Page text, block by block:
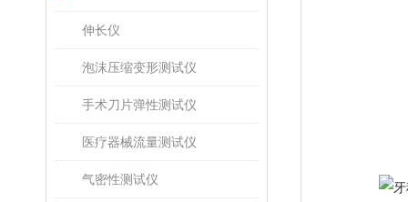
伸长仪
泡沫压缩变形测试仪
手术刀片弹性测试仪
医疗器械流量测试仪
气密性测试仪